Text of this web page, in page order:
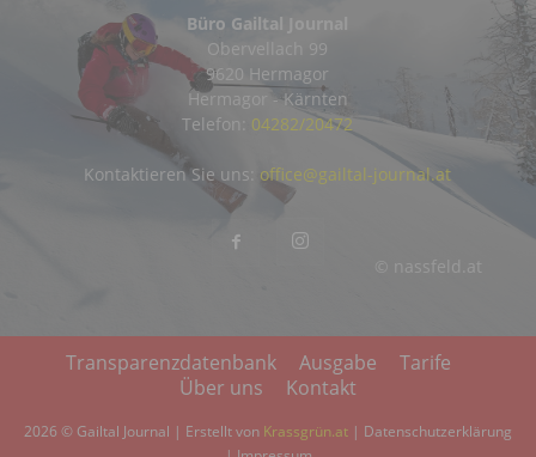
Büro Gailtal Journal
Obervellach 99
9620 Hermagor
Hermagor - Kärnten
Telefon: 04282/20472
© nassfeld.at
Kontaktieren Sie uns: office@gailtal-journal.at
Transparenzdatenbank Ausgabe
Tarife
Über uns
Kontakt
2026 © Gailtal Journal | Erstellt von Krassgrün.at | Datenschutzerklärung